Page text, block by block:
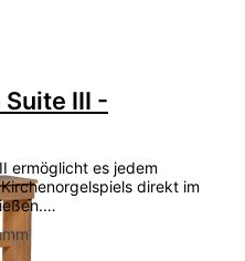
liegen noch keine
III -
ermöglicht es jedem
direkt im